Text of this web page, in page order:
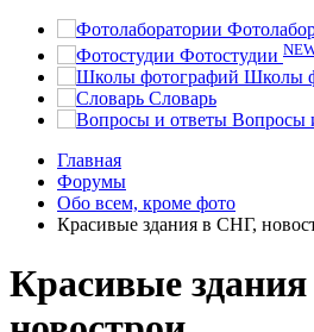
Фотостудии
Школы
Словарь
Вопросы
Главная
Форумы
Обо всем, кроме фото
Красивые здания в СНГ,
Красивые